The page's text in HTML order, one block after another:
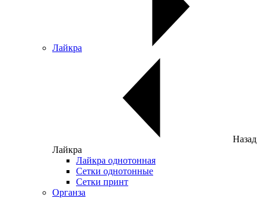
Лайкра
Назад
Лайкра
Лайкра однотонная
Сетки однотонные
Сетки принт
Органза